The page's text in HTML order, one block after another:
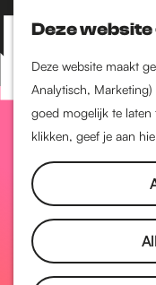
Deze
Deze website maakt
Analytisch,
goed mogelijk te
klikken, geef je aan
Z
o
e
k
e
K
a
a
r
t
M
e
n